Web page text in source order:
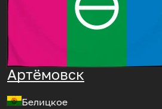
Артёмовск
Белицкое